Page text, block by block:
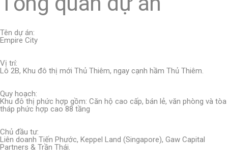
Tên dự án:
Empire City
Vị trí:
Lô 2B, Khu đô thị mới Thủ Thiêm, ngay cạnh hầm Thủ Thiêm.
Quy hoạch:
Khu đô thị phức hợp gồm: Căn hộ cao cấp, bán lẻ, văn phòng và tòa
tháp phức hợp cao 88 tầng
Chủ đầu tư:
Liên doanh Tiến Phước, Keppel Land (Singapore), Gaw Capital
Partners & Trần Thái.